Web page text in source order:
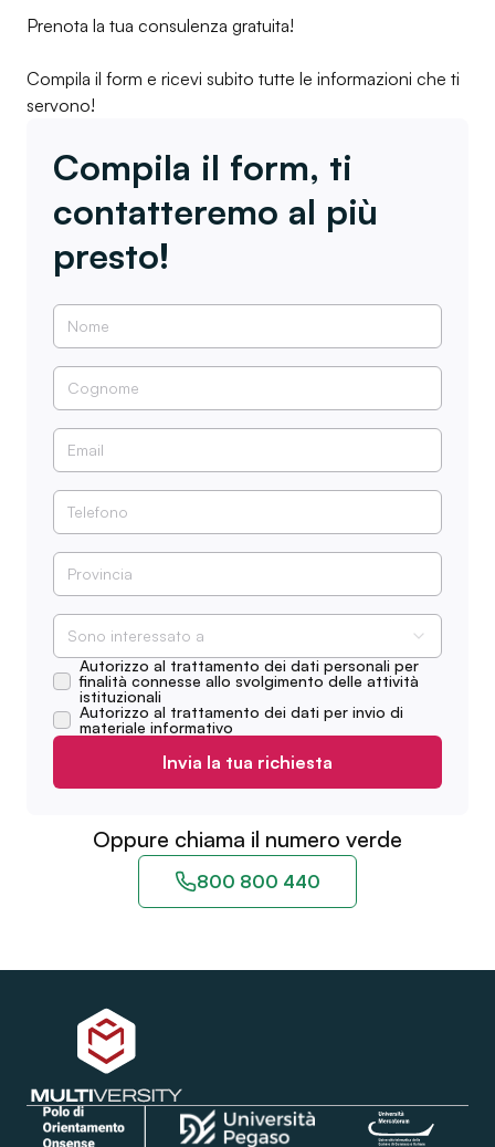
Prenota la tua consulenza gratuita!
Compila il form e ricevi subito tutte le informazioni che ti
servono!
Compila il form, ti
contatteremo al più
presto!
Sono interessato a
Autorizzo al trattamento dei dati personali per
finalità connesse allo svolgimento delle attività
istituzionali
Autorizzo al trattamento dei dati per invio di
materiale informativo
Invia la tua richiesta
Oppure chiama il numero verde
800 800 440